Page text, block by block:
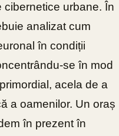
urbane. În
analizat cum
în condiții
se în mod
acela de a
a oamenilor. Un oraș
în prezent în